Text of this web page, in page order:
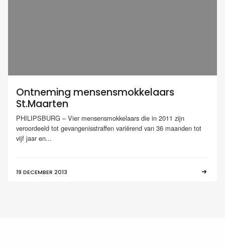
Ontneming mensensmokkelaars
St.Maarten
PHILIPSBURG – Vier mensensmokkelaars die in 2011 zijn
veroordeeld tot gevangenisstraffen variërend van 36 maanden tot
vijf jaar en...
19 DECEMBER 2013